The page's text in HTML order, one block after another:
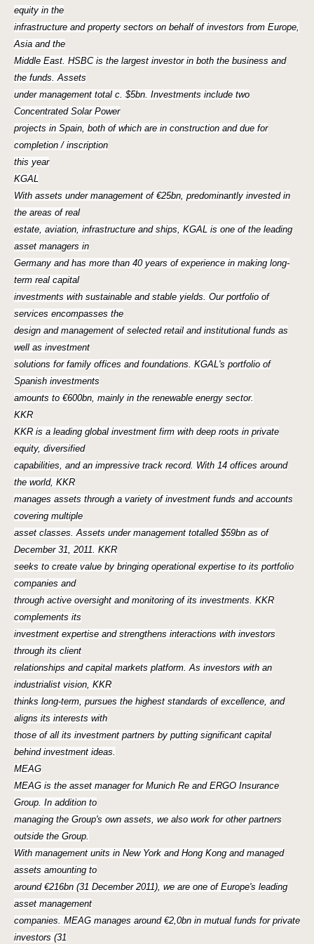
equity in the
infrastructure and property sectors on behalf of investors from Europe,
Asia and the
Middle East. HSBC is the largest investor in both the business and
the funds. Assets
under management total c. $5bn. Investments include two
Concentrated Solar Power
projects in Spain, both of which are in construction and due for
completion / inscription
this year
KGAL
With assets under management of €25bn, predominantly invested in
the areas of real
estate, aviation, infrastructure and ships, KGAL is one of the leading
asset managers in
Germany and has more than 40 years of experience in making long-
term real capital
investments with sustainable and stable yields. Our portfolio of
services encompasses the
design and management of selected retail and institutional funds as
well as investment
solutions for family offices and foundations. KGAL's portfolio of
Spanish investments
amounts to €600bn, mainly in the renewable energy sector.
KKR
KKR is a leading global investment firm with deep roots in private
equity, diversified
capabilities, and an impressive track record. With 14 offices around
the world, KKR
manages assets through a variety of investment funds and accounts
covering multiple
asset classes. Assets under management totalled $59bn as of
December 31, 2011. KKR
seeks to create value by bringing operational expertise to its portfolio
companies and
through active oversight and monitoring of its investments. KKR
complements its
investment expertise and strengthens interactions with investors
through its client
relationships and capital markets platform. As investors with an
industrialist vision, KKR
thinks long-term, pursues the highest standards of excellence, and
aligns its interests with
those of all its investment partners by putting significant capital
behind investment ideas.
MEAG
MEAG is the asset manager for Munich Re and ERGO Insurance
Group. In addition to
managing the Group's own assets, we also work for other partners
outside the Group.
With management units in New York and Hong Kong and managed
assets amounting to
around €216bn (31 December 2011), we are one of Europe's leading
asset management
companies. MEAG manages around €2,0bn in mutual funds for private
investors (31